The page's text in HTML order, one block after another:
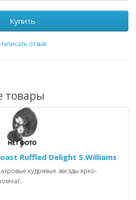
Купить
Написать отзыв
товары
Ruffled Delight S.Williams
кудрявые звезды ярко-